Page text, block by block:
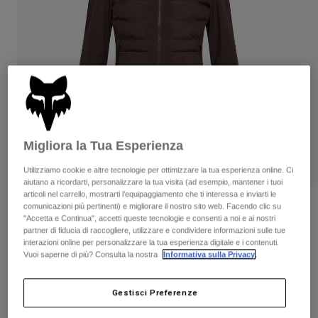
Pantaloni
Pantaloncini
Giacche
Protezioni
Maschere
Calze
Parti di ricambio
Pantaloni
Guanti
Giacche
Maschere
Calze
Borse e accessori
Parti di ricambio
Donna
T-shirt
Felpe
Giacche
Pantaloni & Pantaloncini
Camicie
Vedi tutto
Vedi tutto
Moto
Caschi
Maglie​
Pantaloni
Stivali
Protezioni
Guanti
Recensioni
Giacca ibrida Fire Hybrid
Price reduced from
€ 137.99
Migliora la Tua Esperienza
Utilizziamo cookie e altre tecnologie per ottimizzare la tua esperienza online. Ci
aiutano a ricordarti, personalizzare la tua visita (ad esempio, mantener i tuoi
articoli nel carrello, mostrarti l’equipaggiamento che ti interessa e inviarti le
comunicazioni più pertinenti) e migliorare il nostro sito web. Facendo clic su
"Accetta e Continua", accetti queste tecnologie e consenti a noi e ai nostri
partner di fiducia di raccogliere, utilizzare e condividere informazioni sulle tue
interazioni online per personalizzare la tua esperienza digitale e i contenuti.
Vuoi saperne di più? Consulta la nostra
Informativa sulla Privacy
Gestisci Preferenze